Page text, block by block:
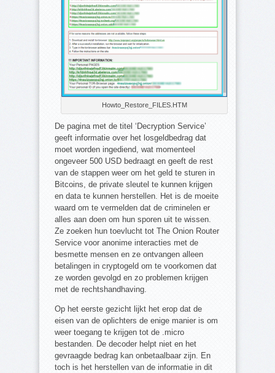
Howto_Restore_FILES.HTM
De pagina met de titel ‘Decryption Service’
geeft informatie over het losgeldbedrag dat
moet worden ingediend, wat momenteel
ongeveer 500 USD bedraagt en geeft de rest
van de stappen weer om het geld te sturen in
Bitcoins, de private sleutel te kunnen krijgen
en data te kunnen herstellen. Het is de moeite
waard om te vermelden dat de criminelen er
alles aan doen om hun sporen uit te wissen.
Ze zoeken hun toevlucht tot The Onion Router
Service voor anonime interacties met de
besmette mensen en ze ontvangen alleen
betalingen in cryptogeld om te voorkomen dat
ze worden gevolgd en zo problemen krijgen
met de rechtshandhaving.
Op het eerste gezicht lijkt het erop dat de
eisen van de oplichters de enige manier is om
weer toegang te krijgen tot de .micro
bestanden. De decoder helpt niet en het
gevraagde bedrag kan onbetaalbaar zijn. En
toch is het herstellen van de informatie in dit